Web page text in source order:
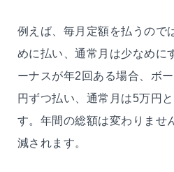
例えば、毎月定額を払うので
めに払い、通常月は少なめに
ーナスが年2回ある場合、ボ
円ずつ払い、通常月は5万円
す。年間の総額は変わりませ
減されます。